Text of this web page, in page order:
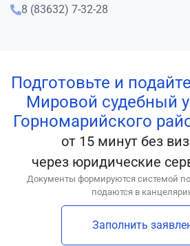
8 (83632) 7-32-28
Подготовьте и
Мировой судебный
Горномарийского
от 15 минут без
через юридические
Документы формируются системой
подаются в
Заполнить